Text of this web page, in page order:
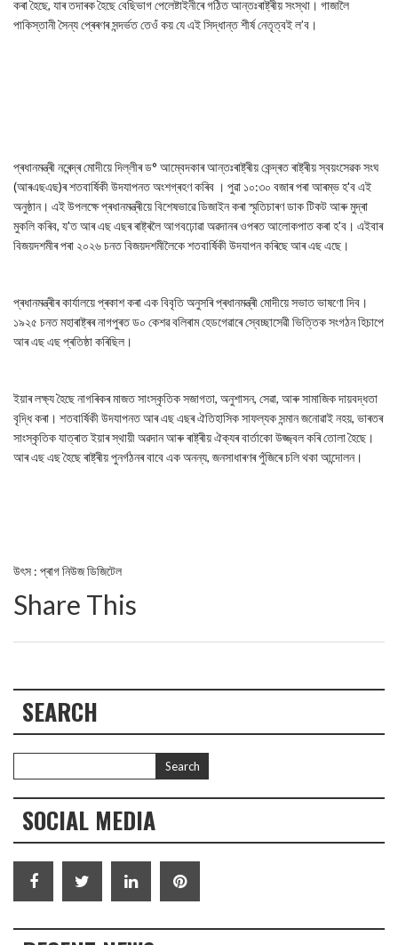
কৰা হৈছে, যাৰ তদাৰক হৈছে বেছিভাগ পেলেষ্টাইনীৰে গঠিত আন্তঃৰাষ্ট্ৰীয় সংস্থা। গাজালৈ
পাকিস্তানী সৈন্য প্ৰেৰণৰ সন্দৰ্ভত তেওঁ কয় যে এই সিদ্ধান্ত শীৰ্ষ নেতৃত্বই ল’ব।
প্ৰধানমন্ত্ৰী নৰেন্দ্ৰ মোদীয়ে দিল্লীৰ ড° আম্বেদকাৰ আন্তঃৰাষ্ট্ৰীয় কেন্দ্ৰত ৰাষ্ট্ৰীয় স্বয়ংসেৱক সংঘ
(আৰএছএছ)ৰ শতবাৰ্ষিকী উদযাপনত অংশগ্ৰহণ কৰিব । পুৱা ১০:৩০ বজাৰ পৰা আৰম্ভ হ'ব এই
অনুষ্ঠান। এই উপলক্ষে প্ৰধানমন্ত্ৰীয়ে বিশেষভাৱে ডিজাইন কৰা স্মৃতিচাৰণ ডাক টিকট আৰু মুদ্ৰা
মুকলি কৰিব, য'ত আৰ এছ এছৰ ৰাষ্ট্ৰলৈ আগবঢ়োৱা অৱদানৰ ওপৰত আলোকপাত কৰা হ'ব। এইবাৰ
বিজয়দশমীৰ পৰা ২০২৬ চনত বিজয়দশমীলৈকে শতবাৰ্ষিকী উদযাপন কৰিছে আৰ এছ এছে।
প্ৰধানমন্ত্ৰীৰ কাৰ্যালয়ে প্ৰকাশ কৰা এক বিবৃতি অনুসৰি প্ৰধানমন্ত্ৰী মোদীয়ে সভাত ভাষণো দিব।
১৯২৫ চনত মহাৰাষ্ট্ৰৰ নাগপুৰত ড০ কেশৱ বলিৰাম হেডগেৱাৰে স্বেচ্ছাসেৱী ভিত্তিক সংগঠন হিচাপে
আৰ এছ এছ প্ৰতিষ্ঠা কৰিছিল।
ইয়াৰ লক্ষ্য হৈছে নাগৰিকৰ মাজত সাংস্কৃতিক সজাগতা, অনুশাসন, সেৱা, আৰু সামাজিক দায়বদ্ধতা
বৃদ্ধি কৰা। শতবাৰ্ষিকী উদযাপনত আৰ এছ এছৰ ঐতিহাসিক সাফল্যক সন্মান জনোৱাই নহয়, ভাৰতৰ
সাংস্কৃতিক যাত্ৰাত ইয়াৰ স্থায়ী অৱদান আৰু ৰাষ্ট্ৰীয় ঐক্যৰ বাৰ্তাকো উজ্জ্বল কৰি তোলা হৈছে।
আৰ এছ এছ হৈছে ৰাষ্ট্ৰীয় পুনৰ্গঠনৰ বাবে এক অনন্য, জনসাধাৰণৰ পুঁজিৰে চলি থকা আন্দোলন।
উৎস : প্ৰাগ নিউজ ডিজিটেল
Share This
SEARCH
SOCIAL MEDIA